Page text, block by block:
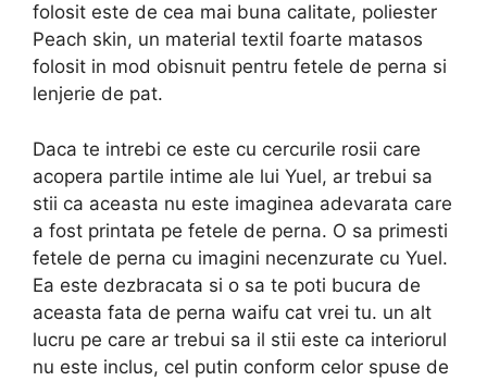
folosit este de cea mai buna calitate, poliester
Peach skin, un material textil foarte matasos
folosit in mod obisnuit pentru fetele de perna si
lenjerie de pat.
Daca te intrebi ce este cu cercurile rosii care
acopera partile intime ale lui Yuel, ar trebui sa
stii ca aceasta nu este imaginea adevarata care
a fost printata pe fetele de perna. O sa primesti
fetele de perna cu imagini necenzurate cu Yuel.
Ea este dezbracata si o sa te poti bucura de
aceasta fata de perna waifu cat vrei tu. un alt
lucru pe care ar trebui sa il stii este ca interiorul
nu este inclus, cel putin conform celor spuse de